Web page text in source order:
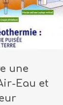
une
Eau et